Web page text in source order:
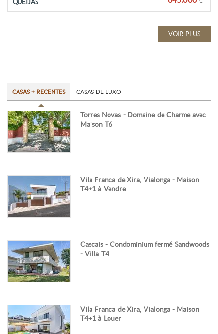
QUEIJAS
VOIR PLUS
CASAS + RECENTES CASAS DE LUXO
Torres Novas - Domaine de Charme avec
Maison T6
Vila Franca de Xira, Vialonga - Maison
T4+1 à Vendre
Cascais - Condominium fermé Sandwoods
- Villa T4
Vila Franca de Xira, Vialonga - Maison
T4+1 à Louer